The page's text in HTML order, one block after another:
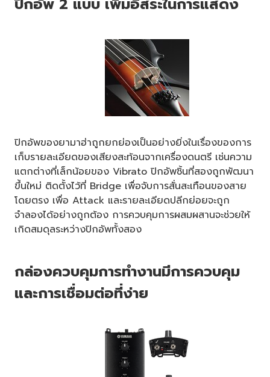
ปิกอัพของยามาฮ่าถูกยกย่องเป็นอย่างยิ่งในเรื่องของการ
เก็บรายละเอียดของเสียงสะท้อนจากเครื่องดนตรี เช่นความ
แตกต่างที่เล็กน้อยของ Vibrato ปิกอัพชิ้นที่สองถูกพัฒนา
ขึ้นใหม่ ติดตั้งไว้ที่ Bridge เพื่อจับการสั่นสะเทือนของสาย
โดยตรง เพื่อ Attack และรายละเอียดปลีกย่อยจะถูก
จำลองได้อย่างถูกต้อง การควบคุมการผสมผสานจะช่วยให้
เกิดสมดุลระหว่างปิกอัพทั้งสอง
กล่องควบคุมการทำงานมีการควบคุม
และการเชื่อมต่อที่ง่าย